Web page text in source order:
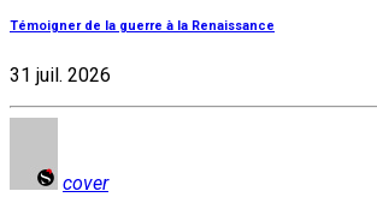
Témoigner de la guerre à la Renaissance
31 juil. 2026
cover